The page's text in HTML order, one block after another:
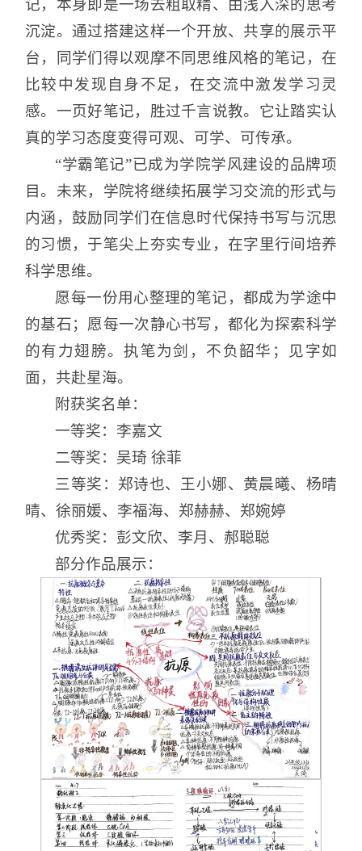
记，本身即是一场去粗取精、由浅入深的思考
沉淀。通过搭建这样一个开放、共享的展示平
台，同学们得以观摩不同思维风格的笔记，在
比较中发现自身不足，在交流中激发学习灵
感。一页好笔记，胜过千言说教。它让踏实认
真的学习态度变得可观、可学、可传承。
“学霸笔记”已成为学院学风建设的品牌项
目。未来，学院将继续拓展学习交流的形式与
内涵，鼓励同学们在信息时代保持书写与沉思
的习惯，于笔尖上夯实专业，在字里行间培养
科学思维。
愿每一份用心整理的笔记，都成为学途中
的基石；愿每一次静心书写，都化为探索科学
的有力翅膀。执笔为剑，不负韶华；见字如
面，共赴星海。
附获奖名单：
一等奖：李嘉文
二等奖：吴琦 徐菲
三等奖：郑诗也、王小娜、黄晨曦、杨晴
晴、徐丽媛、李福海、郑赫赫、郑婉婷
优秀奖：彭文欣、李月、郝聪聪
部分作品展示：